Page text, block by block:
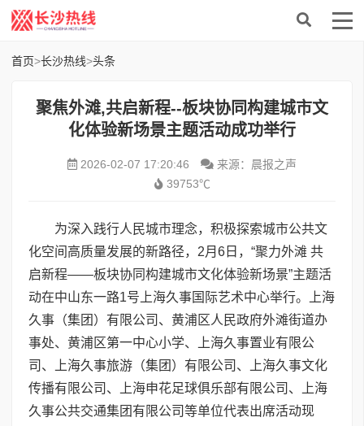
首页>长沙热线>头条
聚焦外滩,共启新程--板块协同构建城市文
化体验新场景主题活动成功举行
2026-02-07 17:20:46
来源：晨报之声
39753℃
为深入践行人民城市理念，积极探索城市公共文
化空间高质量发展的新路径，2月6日，“聚力外滩 共
启新程——板块协同构建城市文化体验新场景”主题活
动在中山东一路1号上海久事国际艺术中心举行。上海
久事（集团）有限公司、黄浦区人民政府外滩街道办
事处、黄浦区第一中心小学、上海久事置业有限公
司、上海久事旅游（集团）有限公司、上海久事文化
传播有限公司、上海申花足球俱乐部有限公司、上海
久事公共交通集团有限公司等单位代表出席活动现